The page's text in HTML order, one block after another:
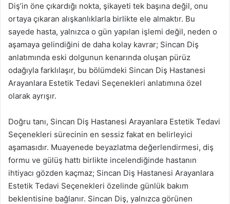
Diş’in öne çıkardığı nokta, şikayeti tek başına değil, onu
ortaya çıkaran alışkanlıklarla birlikte ele almaktır. Bu
sayede hasta, yalnızca o gün yapılan işlemi değil, neden o
aşamaya gelindiğini de daha kolay kavrar; Sincan Diş
anlatımında eski dolgunun kenarında oluşan pürüz
odağıyla farklılaşır, bu bölümdeki Sincan Diş Hastanesi
Arayanlara Estetik Tedavi Seçenekleri anlatımına özel
olarak ayrışır.
Doğru tanı, Sincan Diş Hastanesi Arayanlara Estetik Tedavi
Seçenekleri sürecinin en sessiz fakat en belirleyici
aşamasıdır. Muayenede beyazlatma değerlendirmesi, diş
formu ve gülüş hattı birlikte incelendiğinde hastanın
ihtiyacı gözden kaçmaz; Sincan Diş Hastanesi Arayanlara
Estetik Tedavi Seçenekleri özelinde günlük bakım
beklentisine bağlanır. Sincan Diş, yalnızca görünen